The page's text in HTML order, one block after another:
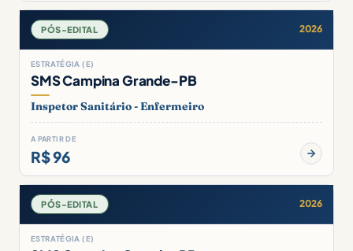
PÓS-EDITAL 2026
ESTRATÉGIA (E)
SMS Campina Grande-PB
Inspetor Sanitário - Enfermeiro
A PARTIR DE
R$ 96
PÓS-EDITAL 2026
ESTRATÉGIA (E)